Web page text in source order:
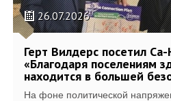
26.07.2026
Герт Вилдерс посетил
«Благодаря поселениям
находится в большей
На фоне политической